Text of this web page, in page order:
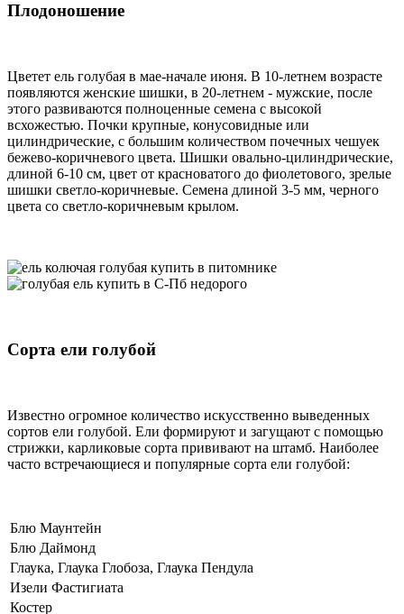
Плодоношение
Цветет ель голубая в мае-начале июня. В 10-летнем возрасте
появляются женские шишки, в 20-летнем - мужские, после
этого развиваются полноценные семена с высокой
всхожестью. Почки крупные, конусовидные или
цилиндрические, с большим количеством почечных чешуек
бежево-коричневого цвета. Шишки овально-цилиндрические,
длиной 6-10 см, цвет от красноватого до фиолетового, зрелые
шишки светло-коричневые. Семена длиной 3-5 мм, черного
цвета со светло-коричневым крылом.
Сорта ели голубой
Известно огромное количество искусственно выведенных
сортов ели голубой. Ели формируют и загущают с помощью
стрижки, карликовые сорта прививают на штамб. Наиболее
часто встречающиеся и популярные сорта ели голубой:
Блю Маунтейн
Блю Даймонд
Глаука, Глаука Глобоза, Глаука Пендула
Изели Фастигиата
Костер